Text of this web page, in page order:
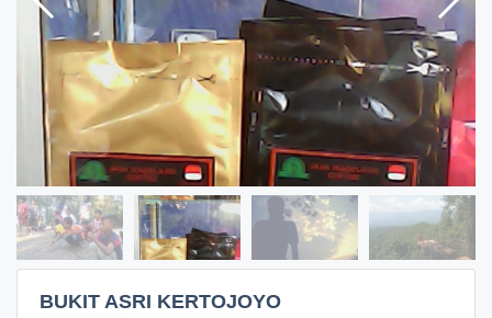
BUKIT ASRI KERTOJOYO